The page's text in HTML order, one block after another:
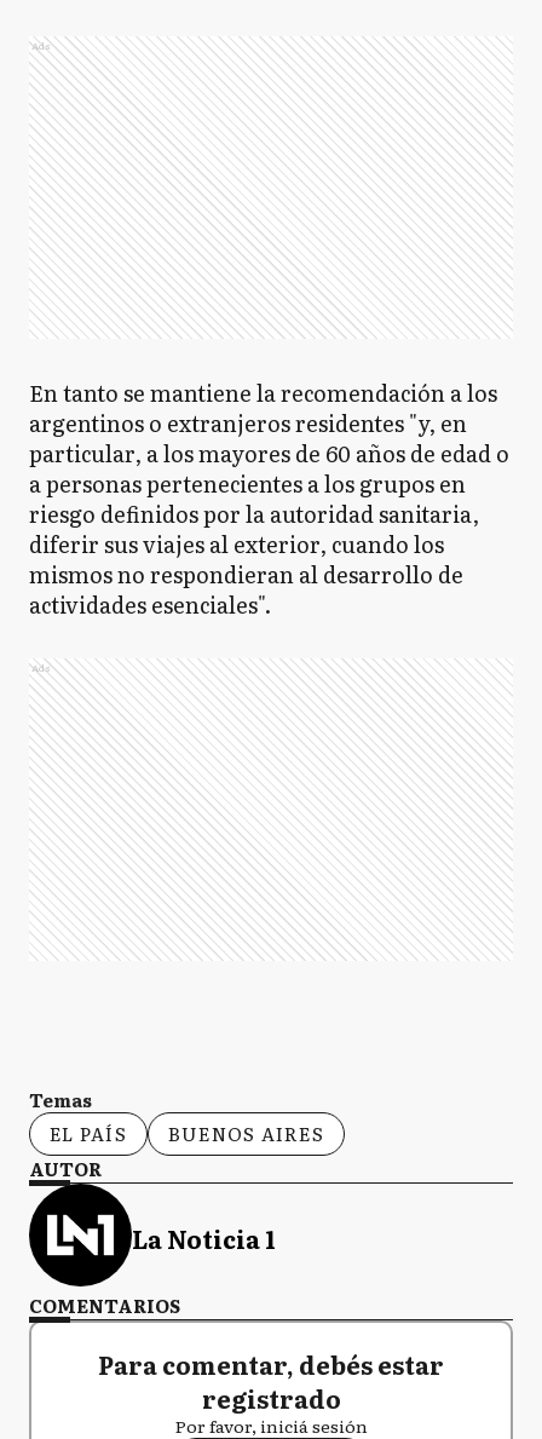
Ads
En tanto se mantiene la recomendación a los
argentinos o extranjeros residentes "y, en
particular, a los mayores de 60 años de edad o
a personas pertenecientes a los grupos en
riesgo definidos por la autoridad sanitaria,
diferir sus viajes al exterior, cuando los
mismos no respondieran al desarrollo de
actividades esenciales".
Ads
Temas
EL PAÍS
BUENOS AIRES
AUTOR
La Noticia 1
COMENTARIOS
Para comentar, debés estar
registrado
Por favor, iniciá sesión